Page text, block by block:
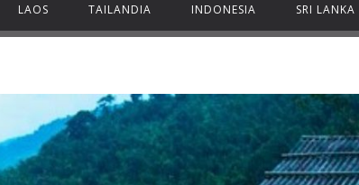
LAOS TAILANDIA INDONESIA SRI LANKA